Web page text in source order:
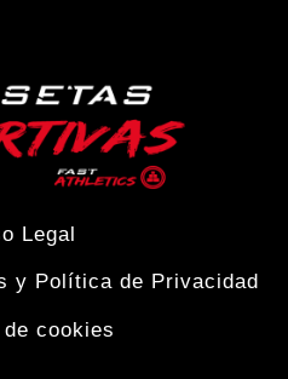
Legal
y Política de Privacidad
cookies